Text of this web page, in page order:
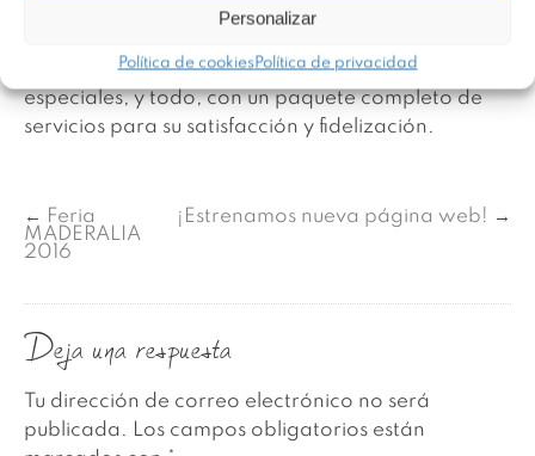
Personalizar
Política de cookiesPolítica de privacidad
ofreciendo la máxima flexibilidad para adaptarse
momento, incluso con la producción de
especiales, y todo, con un paquete completo de
servicios para su satisfacción y fidelización.
¡Estrenamos nueva página web! →
← Feria
MADERALIA
2016
Deja una respuesta
Tu dirección de correo electrónico no será
publicada. Los campos obligatorios están